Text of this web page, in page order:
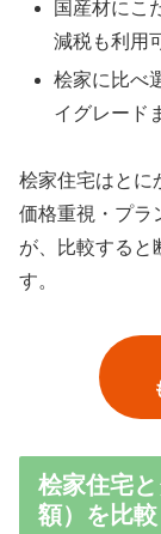
国産材にこ
減税も利用
桧家に比べ
イグレード
桧家住宅はとに
価格重視・プラ
が、比較すると
す。
桧家住宅
額）を比較